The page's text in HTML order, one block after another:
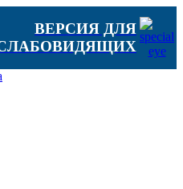
ВЕРСИЯ ДЛЯ